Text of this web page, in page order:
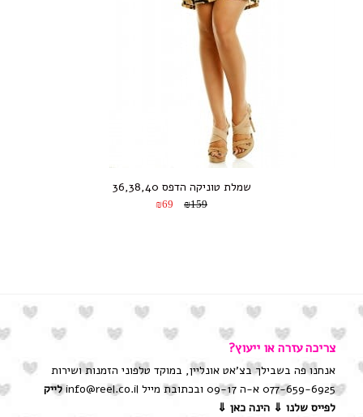
שמלת טוניקה הדפס 36,38,40
₪159
₪69
צריכה עזרה או ייעוץ?
אנחנו פה בשבילך בצ'אט אונליין, במוקד טלפוני הזמנות ושירות
077-659-6925 א-ה 09-17 ובכתובת מייל info@reel.co.il
לייק
לפייס שלנו ⇓ הינה כאן ⇓